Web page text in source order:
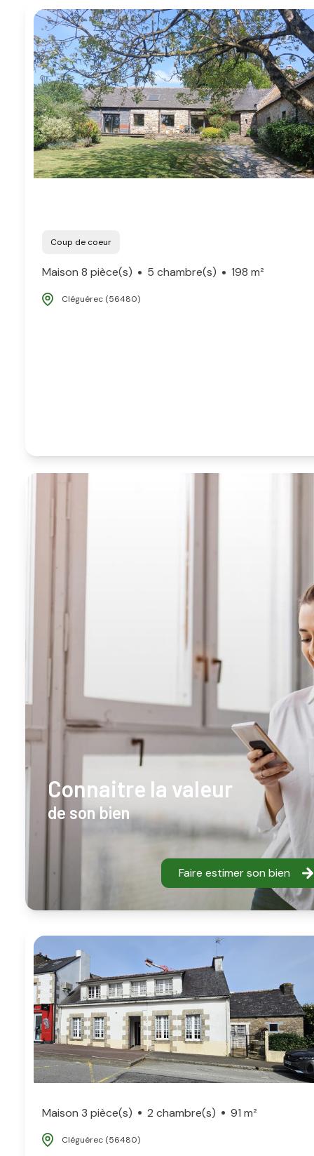
Coup de coeur
Maison 8 pièce(s) 5 chambre(s) 198 m²
Cléguérec (56480)
Connaitre la valeur
de son bien
Faire estimer son bien
Maison 3 pièce(s) 2 chambre(s) 91 m²
Cléguérec (56480)